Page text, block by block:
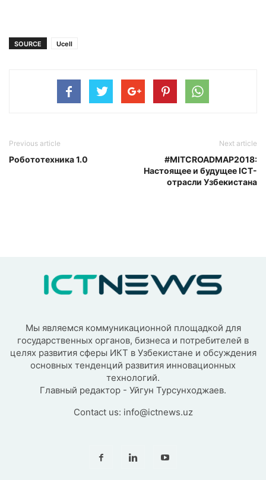
SOURCE Ucell
Previous article
Робототехника 1.0
Next article
#MITCROADMAP2018:
Настоящее и будущее ICT-
отрасли Узбекистана
Мы являемся коммуникационной площадкой для
государственных органов, бизнеса и потребителей в
целях развития сферы ИКТ в Узбекистане и обсуждения
основных тенденций развития инновационных
технологий.
Главный редактор - Уйгун Турсунходжаев.
Contact us: info@ictnews.uz